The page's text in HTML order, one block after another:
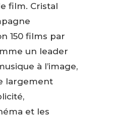
film. Cristal
150 films par
un leader
à l’image,
largement
et les